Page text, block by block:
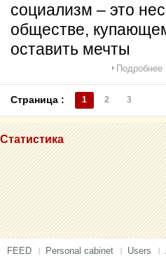
социализм – это
обществе,
оставить мечты
Подробнее
Страница : 1 2 3
Статистика
FEED Personal cabinet Users